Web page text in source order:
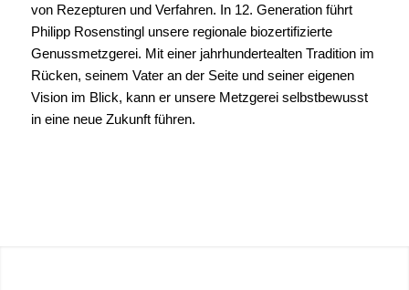
von Rezepturen und Verfahren. In 12. Generation führt
Philipp Rosenstingl unsere regionale biozertifizierte
Genussmetzgerei. Mit einer jahrhundertealten Tradition im
Rücken, seinem Vater an der Seite und seiner eigenen
Vision im Blick, kann er unsere Metzgerei selbstbewusst
in eine neue Zukunft führen.